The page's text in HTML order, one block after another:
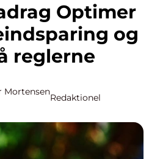
og
reglerne
Mortensen
Redaktionel